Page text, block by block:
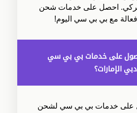
احصل على خدمات شحن
مع بي بي سي اليوم!
على خدمات بي بي سي
الإمارات؟
على خدمات بي بي سي لشحن